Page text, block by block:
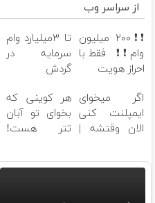
از سراسر وب
❗❗۲۰۰ میلیون
وام❗❗ فقط با
احراز هویت
تا ۳میلیارد وام
سرمایه در
گردش
فروشگاهت رو
ثبت کن
اگر میخوای
ایمپلنت کنی
الان وقتشه |
میلیون
هر کوینی که
بخوای تو آبان
تتر هست!